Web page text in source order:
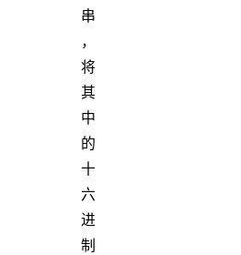
串
，
将
其
中
的
十
六
进
制